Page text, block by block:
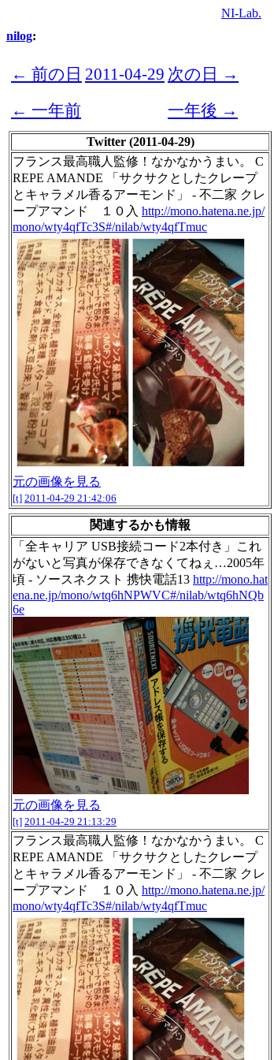
NI-Lab.
nilog:
← 前の日 2011-04-29 次の日 →
← 一年前
一年後 →
Twitter (2011-04-29)
フランス最高職人監修！なかなかうまい。 C
REPE AMANDE 「サクサクとしたクレープ
とキャラメル香るアーモンド」 - 不二家 クレ
ープアマンド １０入 http://mono.hatena.ne.jp/
mono/wty4qfTc3S#/nilab/wty4qfTmuc
元の画像を見る
[t] 2011-04-29 21:42:06
関連するかも情報
「全キャリア USB接続コード2本付き」これ
がないと写真が保存できなくてねぇ…2005年
頃 - ソースネクスト 携快電話13 http://mono.hat
ena.ne.jp/mono/wtq6hNPWVC#/nilab/wtq6hNQb
6e
元の画像を見る
[t] 2011-04-29 21:13:29
フランス最高職人監修！なかなかうまい。 C
REPE AMANDE 「サクサクとしたクレープ
とキャラメル香るアーモンド」 - 不二家 クレ
ープアマンド １０入 http://mono.hatena.ne.jp/
mono/wty4qfTc3S#/nilab/wty4qfTmuc